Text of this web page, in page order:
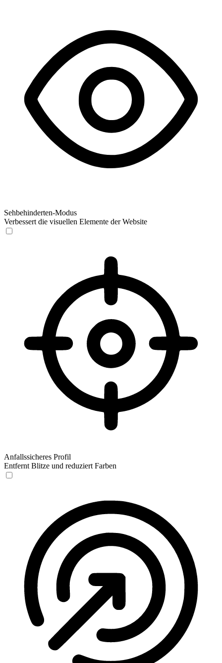
Sehbehinderten-Modus
Verbessert die visuellen Elemente der Website
Anfallssicheres Profil
Entfernt Blitze und reduziert Farben